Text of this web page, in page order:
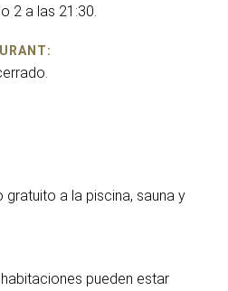
2 a las 21:30.
gratuito a la piscina, sauna y
pueden estar